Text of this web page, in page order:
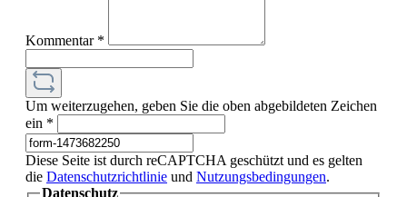
Kommentar *
Um weiterzugehen, geben Sie die oben abgebildeten Zeichen
ein *
Diese Seite ist durch reCAPTCHA geschützt und es gelten
die Datenschutzrichtlinie und Nutzungsbedingungen.
Datenschutz